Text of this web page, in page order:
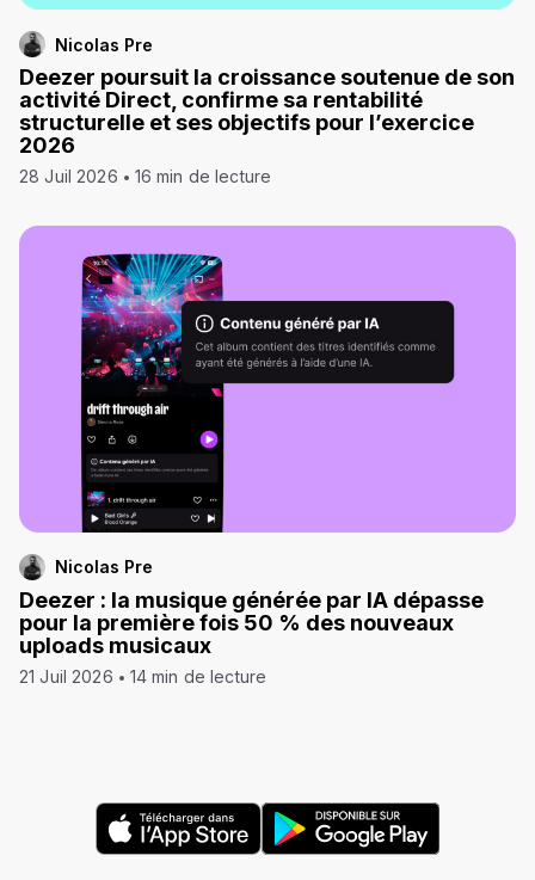
Nicolas Pre
Deezer poursuit la croissance soutenue de son
activité Direct, confirme sa rentabilité
structurelle et ses objectifs pour l’exercice
2026
28 Juil 2026 16 min de lecture
Nicolas Pre
Deezer : la musique générée par IA dépasse
pour la première fois 50 % des nouveaux
uploads musicaux
21 Juil 2026 14 min de lecture